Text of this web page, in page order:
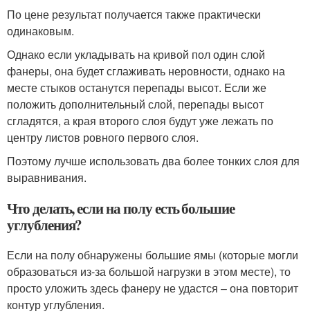
По цене результат получается также практически
одинаковым.
Однако если укладывать на кривой пол один слой
фанеры, она будет сглаживать неровности, однако на
месте стыков останутся перепады высот. Если же
положить дополнительный слой, перепады высот
сгладятся, а края второго слоя будут уже лежать по
центру листов ровного первого слоя.
Поэтому лучше использовать два более тонких слоя для
выравнивания.
Что делать, если на полу есть большие
углубления?
Если на полу обнаружены большие ямы (которые могли
образоваться из-за большой нагрузки в этом месте), то
просто уложить здесь фанеру не удастся – она повторит
контур углубления.